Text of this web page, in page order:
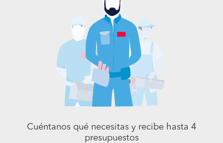
Cuéntanos qué necesitas y recibe hasta 4
presupuestos